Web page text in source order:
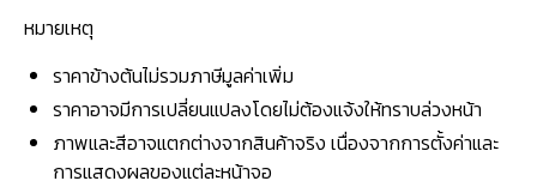
หมายเหตุ
ราคาข้างต้นไม่รวมภาษีมูลค่าเพิ่ม
ราคาอาจมีการเปลี่ยนแปลงโดยไม่ต้องแจ้งให้ทราบล่วงหน้า
ภาพและสีอาจแตกต่างจากสินค้าจริง เนื่องจากการตั้งค่าและ
การแสดงผลของแต่ละหน้าจอ